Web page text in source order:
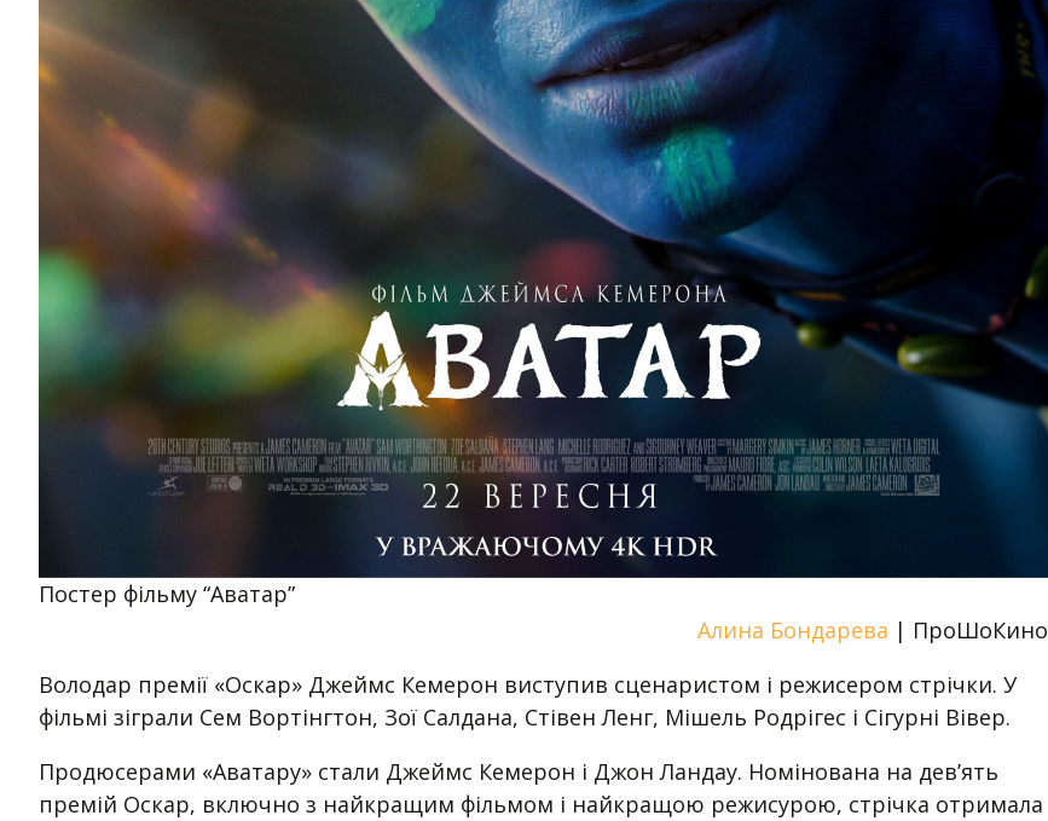
Постер фільму “Аватар”
Алина Бондарева | ПроШоКино
Володар премії «Оскар» Джеймс Кемерон виступив сценаристом і режисером стрічки. У
фільмі зіграли Сем Вортінгтон, Зої Салдана, Стівен Ленг, Мішель Родрігес і Сігурні Вівер.
Продюсерами «Аватару» стали Джеймс Кемерон і Джон Ландау. Номінована на дев’ять
премій Оскар, включно з найкращим фільмом і найкращою режисурою, стрічка отримала